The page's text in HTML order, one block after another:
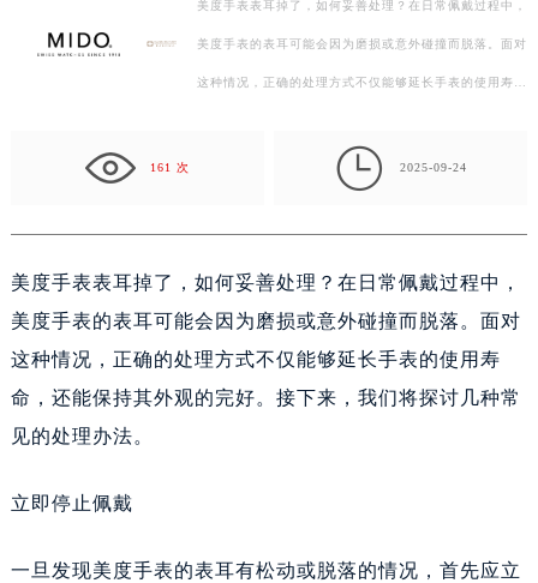
美度手表表耳掉了，如何妥善处理？在日常佩戴过程中，
美度手表的表耳可能会因为磨损或意外碰撞而脱落。面对
这种情况，正确的处理方式不仅能够延长手表的使用寿
161 次  2025-09-24
美度手表表耳掉了，如何妥善处理？在日常佩戴过程中，
美度手表的表耳可能会因为磨损或意外碰撞而脱落。面对
这种情况，正确的处理方式不仅能够延长手表的使用寿
命，还能保持其外观的完好。接下来，我们将探讨几种常
见的处理办法。
立即停止佩戴
一旦发现美度手表的表耳有松动或脱落的情况，首先应立